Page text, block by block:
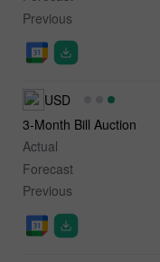
Previous
USD
3-Month Bill Auction
Actual
Forecast
Previous